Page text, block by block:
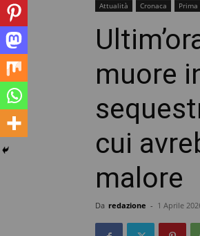
Attualità Cronaca Prima
muore
cui
malore
Da redazione - 1 Aprile